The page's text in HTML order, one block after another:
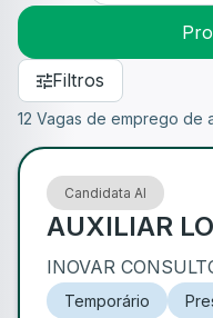
Filtros
12 Vagas de emprego de
Candidata AI
AUXILIAR
INOVAR
Temporário